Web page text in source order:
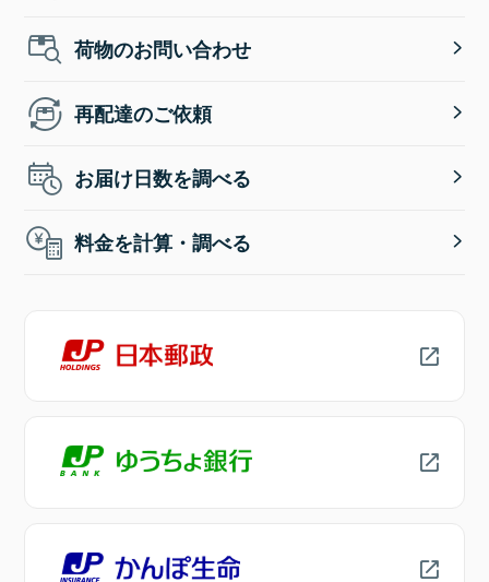
荷物のお問い合わせ
再配達のご依頼
お届け日数を調べる
料金を計算・調べる